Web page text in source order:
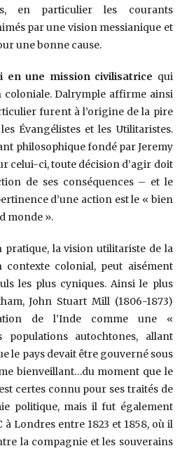
en particulier les courants
par une vision messianique et
une bonne cause.
en une mission civilisatrice qui
coloniale. Dalrymple affirme ainsi
furent à l’origine de la pire
Évangélistes et les Utilitaristes.
philosophique fondé par Jeremy
celui-ci, toute décision d’agir doit
de ses conséquences – et le
d’une action est le « bien
monde ».
pratique, la vision utilitariste de la
contexte colonial, peut aisément
les plus cyniques. Ainsi le plus
John Stuart Mill (1806-1873)
de l’Inde comme une «
autochtones, allant
le pays devait être gouverné sous
bienveillant…du moment que le
certes connu pour ses traités de
politique, mais il fut également
à Londres entre 1823 et 1858, où il
la compagnie et les souverains